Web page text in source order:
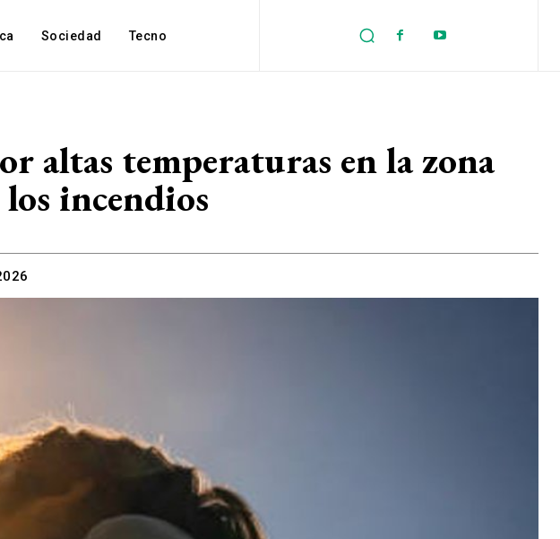
Sociedad Tecno
altas temperaturas en la zona
los incendios